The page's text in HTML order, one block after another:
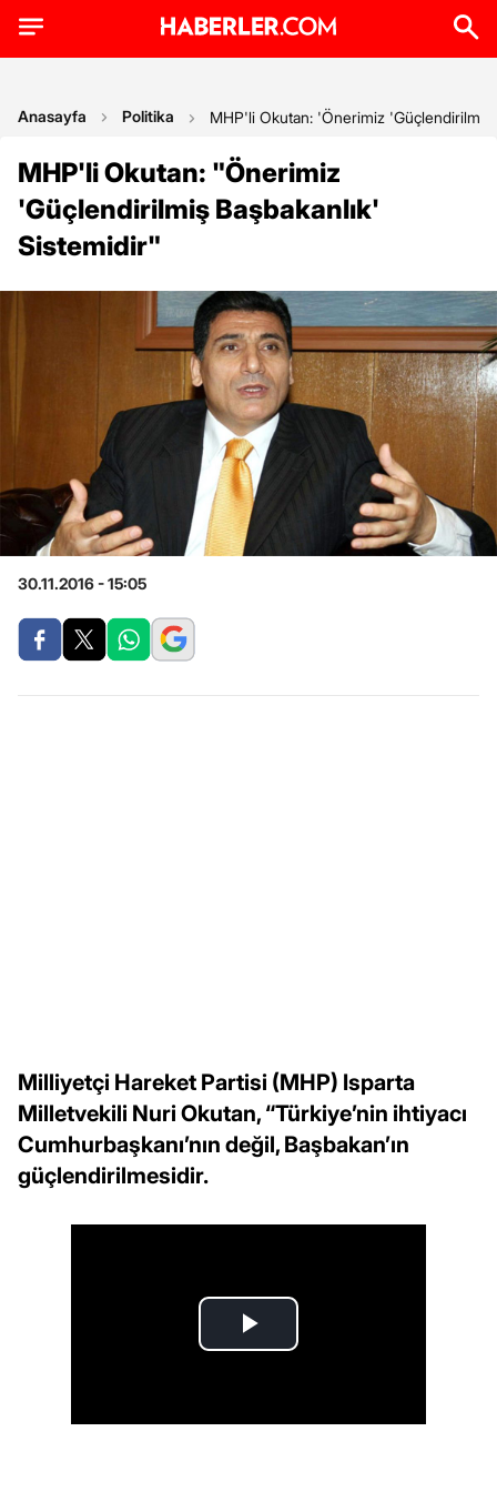
Anasayfa Politika MHP'li Okutan: 'Önerimiz 'Güçlendirilmiş
MHP'li Okutan: "Önerimiz
'Güçlendirilmiş Başbakanlık'
Sistemidir"
30.11.2016 - 15:05
Milliyetçi Hareket Partisi (MHP) Isparta
Milletvekili Nuri Okutan, “Türkiye’nin ihtiyacı
Cumhurbaşkanı’nın değil, Başbakan’ın
güçlendirilmesidir.